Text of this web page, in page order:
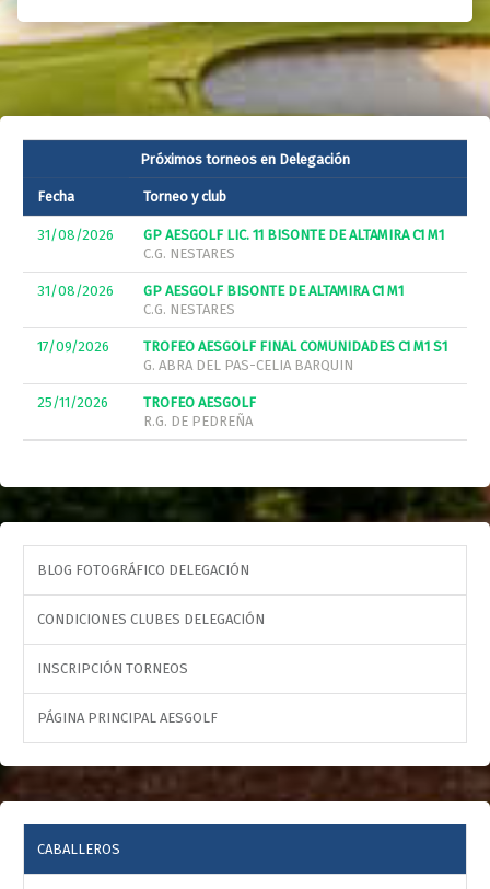
Próximos torneos en Delegación
Fecha Torneo y club
31/08/2026
GP AESGOLF LIC. 11 BISONTE DE ALTAMIRA C1 M1
C.G. NESTARES
31/08/2026
GP AESGOLF BISONTE DE ALTAMIRA C1 M1
C.G. NESTARES
17/09/2026
TROFEO AESGOLF FINAL COMUNIDADES C1 M1 S1
G. ABRA DEL PAS-CELIA BARQUIN
25/11/2026
TROFEO AESGOLF
R.G. DE PEDREÑA
BLOG FOTOGRÁFICO DELEGACIÓN
CONDICIONES CLUBES DELEGACIÓN
INSCRIPCIÓN TORNEOS
PÁGINA PRINCIPAL AESGOLF
CABALLEROS